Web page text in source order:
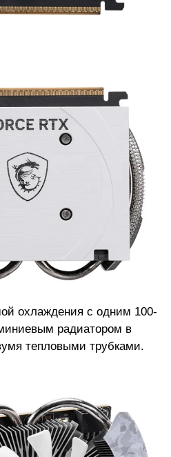
охлаждения с одним 100-
радиатором в
тепловыми трубками.